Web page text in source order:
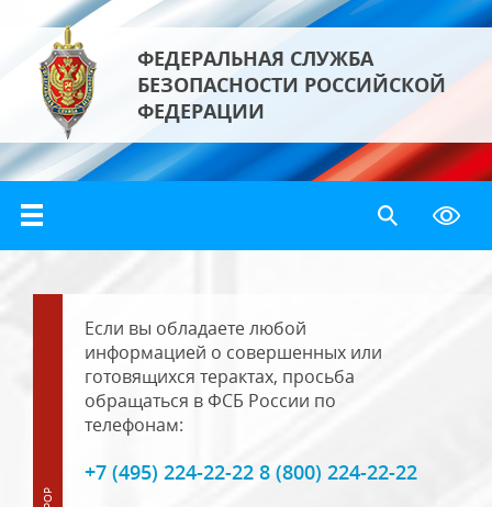
ФЕДЕРАЛЬНАЯ СЛУЖБА
БЕЗОПАСНОСТИ РОССИЙСКОЙ
ФЕДЕРАЦИИ
Если вы обладаете любой
информацией о совершенных или
готовящихся терактах, просьба
обращаться в ФСБ России по
телефонам:
+7 (495) 224-22-22 8 (800) 224-22-22